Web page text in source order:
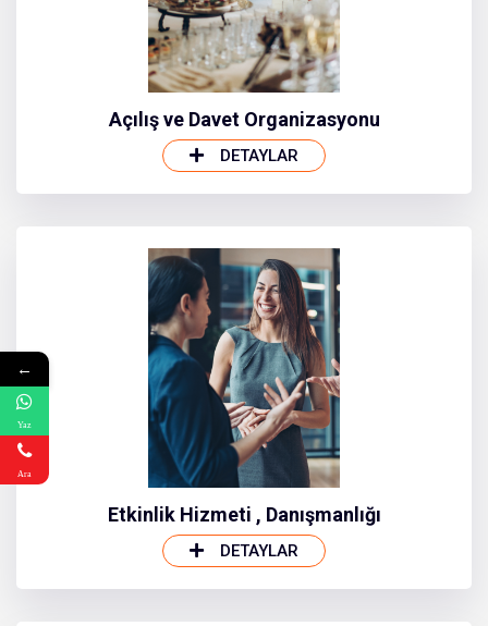
Açılış ve Davet Organizasyonu
DETAYLAR
Etkinlik Hizmeti , Danışmanlığı
DETAYLAR
←
Yaz
Ara